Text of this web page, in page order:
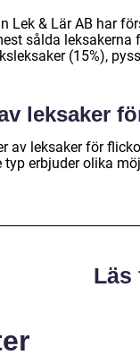
Lek & Lär AB har
sålda
(15%),
leksaker
av leksaker för
typ erbjuder olika
Läs